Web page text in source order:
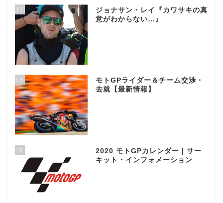
17
ジョナサン・レイ『カワサキの真
意がわからない…』
18
モトGPライダー＆チーム交渉・
去就【最新情報】
19
2020 モトGPカレンダー | サー
キット・インフォメーション